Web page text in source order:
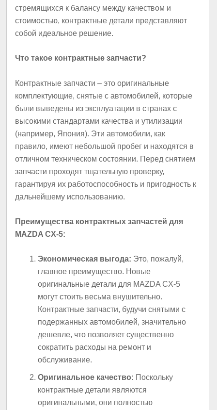
стремящихся к балансу между качеством и
стоимостью, контрактные детали представляют
собой идеальное решение.
Что такое контрактные запчасти?
Контрактные запчасти – это оригинальные
комплектующие, снятые с автомобилей, которые
были выведены из эксплуатации в странах с
высокими стандартами качества и утилизации
(например, Япония). Эти автомобили, как
правило, имеют небольшой пробег и находятся в
отличном техническом состоянии. Перед снятием
запчасти проходят тщательную проверку,
гарантируя их работоспособность и пригодность к
дальнейшему использованию.
Преимущества контрактных запчастей для
MAZDA CX-5:
Экономическая выгода: Это, пожалуй,
главное преимущество. Новые
оригинальные детали для MAZDA CX-5
могут стоить весьма внушительно.
Контрактные запчасти, будучи снятыми с
подержанных автомобилей, значительно
дешевле, что позволяет существенно
сократить расходы на ремонт и
обслуживание.
Оригинальное качество: Поскольку
контрактные детали являются
оригинальными, они полностью